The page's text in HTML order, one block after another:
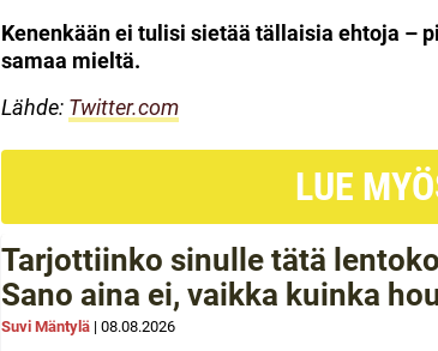
Kenenkään ei tulisi sietää tällaisia ehtoja –
samaa mieltä.
Lähde: Twitter.com
LUE
Tarjottiinko sinulle tätä
Sano aina ei, vaikka kuinka
Suvi Mäntylä | 08.08.2026